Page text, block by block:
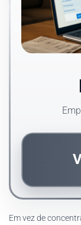
Em vez de